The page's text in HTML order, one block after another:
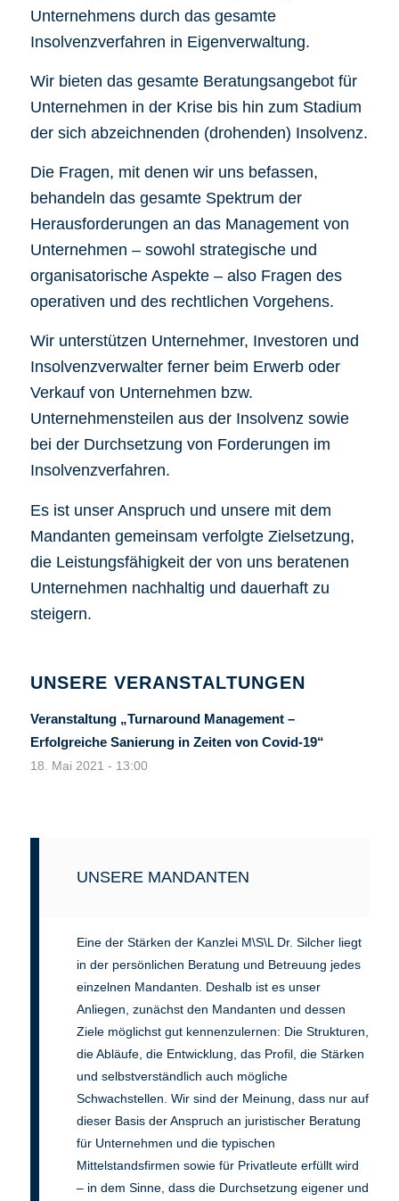
Unternehmens durch das gesamte
Insolvenzverfahren in Eigenverwaltung.
Wir bieten das gesamte Beratungsangebot für
Unternehmen in der Krise bis hin zum Stadium
der sich abzeichnenden (drohenden) Insolvenz.
Die Fragen, mit denen wir uns befassen,
behandeln das gesamte Spektrum der
Herausforderungen an das Management von
Unternehmen – sowohl strategische und
organisatorische Aspekte – also Fragen des
operativen und des rechtlichen Vorgehens.
Wir unterstützen Unternehmer, Investoren und
Insolvenzverwalter ferner beim Erwerb oder
Verkauf von Unternehmen bzw.
Unternehmensteilen aus der Insolvenz sowie
bei der Durchsetzung von Forderungen im
Insolvenzverfahren.
Es ist unser Anspruch und unsere mit dem
Mandanten gemeinsam verfolgte Zielsetzung,
die Leistungsfähigkeit der von uns beratenen
Unternehmen nachhaltig und dauerhaft zu
steigern.
UNSERE VERANSTALTUNGEN
Veranstaltung „Turnaround Management –
Erfolgreiche Sanierung in Zeiten von Covid-19“
18. Mai 2021 - 13:00
UNSERE MANDANTEN
Eine der Stärken der Kanzlei M\S\L Dr. Silcher liegt
in der persönlichen Beratung und Betreuung jedes
einzelnen Mandanten. Deshalb ist es unser
Anliegen, zunächst den Mandanten und dessen
Ziele möglichst gut kennenzulernen: Die Strukturen,
die Abläufe, die Entwicklung, das Profil, die Stärken
und selbstverständlich auch mögliche
Schwachstellen. Wir sind der Meinung, dass nur auf
dieser Basis der Anspruch an juristischer Beratung
für Unternehmen und die typischen
Mittelstandsfirmen sowie für Privatleute erfüllt wird
– in dem Sinne, dass die Durchsetzung eigener und